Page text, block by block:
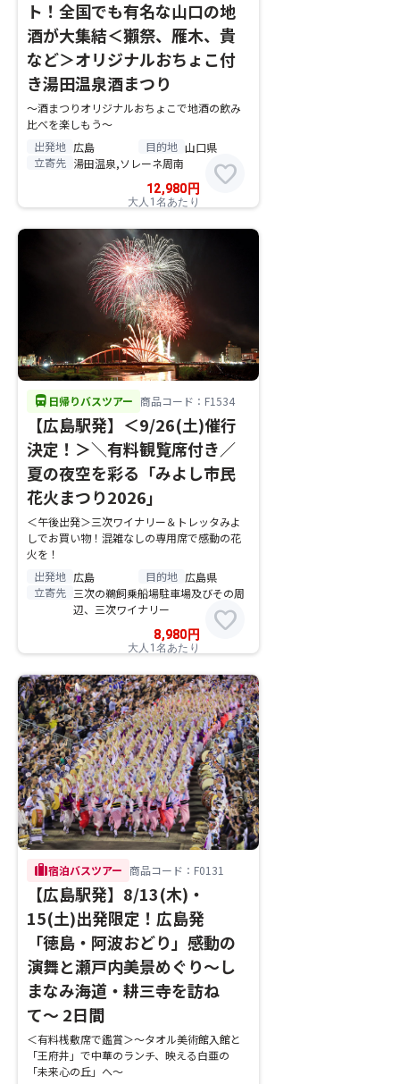
ト！全国でも有名な山口の地
酒が大集結＜獺祭、雁木、貴
など＞オリジナルおちょこ付
き湯田温泉酒まつり
～酒まつりオリジナルおちょこで地酒の飲み
比べを楽しもう～
出発地 広島 目的地 山口県
立寄先 湯田温泉,ソレーネ周南
12,980円
大人1名あたり
favorite
directions_bus 日帰りバスツアー 商品コード：F1534
【広島駅発】＜9/26(土)催行
決定！＞＼有料観覧席付き／
夏の夜空を彩る「みよし市民
花火まつり2026」
＜午後出発＞三次ワイナリー＆トレッタみよ
しでお買い物！混雑なしの専用席で感動の花
火を！
出発地 広島 目的地 広島県
立寄先 三次の鵜飼乗船場駐車場及びその周
辺、三次ワイナリー
8,980円
大人1名あたり
favorite
trip宿泊バスツアー 商品コード：F0131
【広島駅発】8/13(木)・
15(土)出発限定！広島発
「徳島・阿波おどり」感動の
演舞と瀬戸内美景めぐり〜し
まなみ海道・耕三寺を訪ね
て〜 2日間
＜有料桟敷席で鑑賞＞～タオル美術館入館と
「王府井」で中華のランチ、映える白亜の
「未来心の丘」へ～